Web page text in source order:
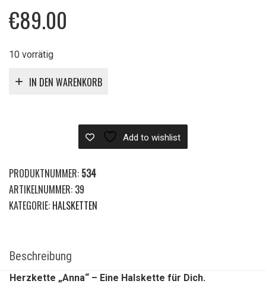
€89.00
10 vorrätig
IN DEN WARENKORB
Add to wishlist
PRODUKTNUMMER: 534
ARTIKELNUMMER: 39
KATEGORIE: HALSKETTEN
Beschreibung
Herzkette „Anna“ – Eine Halskette für Dich.